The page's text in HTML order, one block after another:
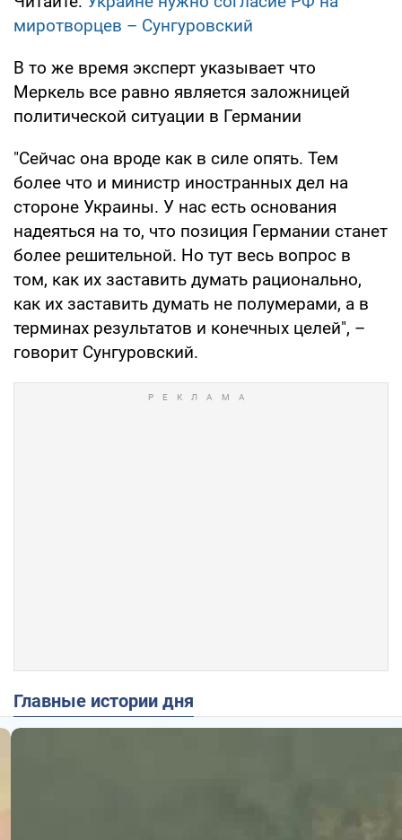
миротворцев – Сунгуровский
В то же время эксперт указывает что
Меркель все равно является заложницей
политической ситуации в Германии
"Сейчас она вроде как в силе опять. Тем
более что и министр иностранных дел на
стороне Украины. У нас есть основания
надеяться на то, что позиция Германии станет
более решительной. Но тут весь вопрос в
том, как их заставить думать рационально,
как их заставить думать не полумерами, а в
терминах результатов и конечных целей", –
говорит Сунгуровский.
Главные истории дня